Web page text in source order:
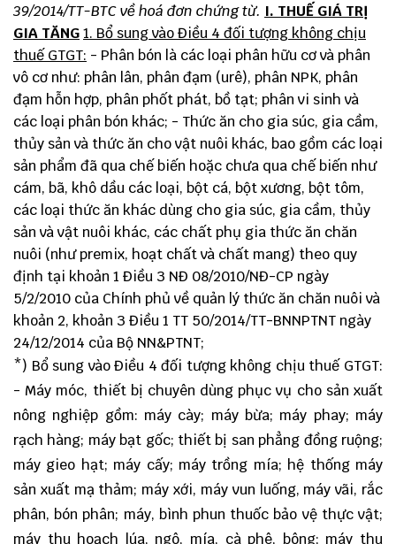
39/2014/TT-BTC về hoá đơn chứng từ. I. THUẾ GIÁ TRỊ
GIA TĂNG1. Bổ sung vào Điều 4 đối tượng không chịu
thuế GTGT: - Phân bón là các loại phân hữu cơ và phân
vô cơ như: phân lân, phân đạm (urê), phân NPK, phân
đạm hỗn hợp, phân phốt phát, bồ tạt; phân vi sinh và
các loại phân bón khác; - Thức ăn cho gia súc, gia cầm,
thủy sản và thức ăn cho vật nuôi khác, bao gồm các loại
sản phẩm đã qua chế biến hoặc chưa qua chế biến như
cám, bã, khô dầu các loại, bột cá, bột xương, bột tôm,
các loại thức ăn khác dùng cho gia súc, gia cầm, thủy
sản và vật nuôi khác, các chất phụ gia thức ăn chăn
nuôi (như premix, hoạt chất và chất mang) theo quy
định tại khoản 1 Điều 3 NĐ 08/2010/NĐ-CP ngày
5/2/2010 của Chính phủ về quản lý thức ăn chăn nuôi và
khoản 2, khoản 3 Điều 1 TT 50/2014/TT-BNNPTNT ngày
24/12/2014 của Bộ NN&PTNT;
*) Bổ sung vào Điều 4 đối tượng không chịu thuế GTGT:
- Máy móc, thiết bị chuyên dùng phục vụ cho sản xuất
nông nghiệp gồm: máy cày; máy bừa; máy phay; máy
rạch hàng; máy bạt gốc; thiết bị san phẳng đồng ruộng;
máy gieo hạt; máy cấy; máy trồng mía; hệ thống máy
sản xuất mạ thảm; máy xới, máy vun luống, máy vãi, rắc
phân, bón phân; máy, bình phun thuốc bảo vệ thực vật;
máy thu hoạch lúa, ngô, mía, cà phê, bông; máy thu